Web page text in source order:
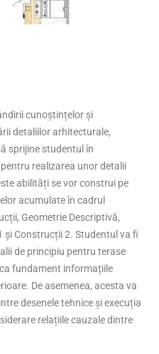
cunoștințelor și
detaliilor arhitecturale,
sprijine studentul în
realizarea unor detalii
abilități se vor construi pe
acumulate în cadrul
Geometrie Descriptivă,
și Construcții 2. Studentul va fi
de principiu pentru terase
fundament informațiile
De asemenea, acesta va
desenele tehnice și execuția
relațiile cauzale dintre